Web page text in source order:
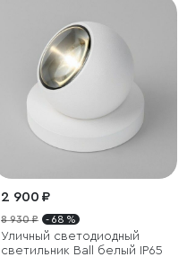
2 900 ₽
8 930 ₽ - 68 %
Уличный светодиодный
светильник Ball белый IP65